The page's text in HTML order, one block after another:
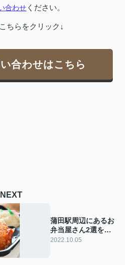
合わせ ください。
ちらをクリック↓
合わせはこちら
NEXT
蒲田駅周辺にあるお
弁当屋さん2選をご
紹介！
2022.10.05